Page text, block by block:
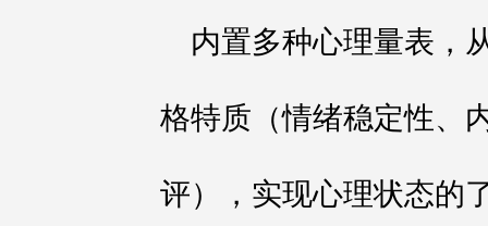
内置多种心理量表，
格特质（情绪稳定性、
评），实现心理状态的